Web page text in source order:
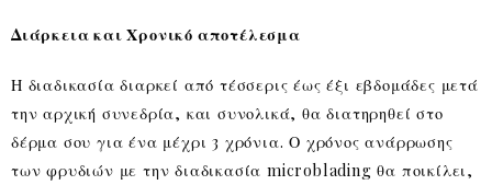
Διάρκεια και Χρονικό αποτέλεσμα
Η διαδικασία διαρκεί από τέσσερις έως έξι εβδομάδες μετά
την αρχική συνεδρία, και συνολικά, θα διατηρηθεί στο
δέρμα σου για ένα μέχρι 3 χρόνια. Ο χρόνος ανάρρωσης
των φρυδιών με την διαδικασία microblading θα ποικίλει,